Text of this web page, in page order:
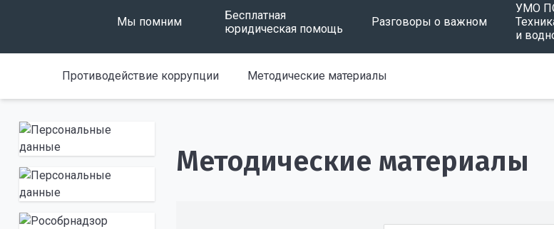
Мы помним
Бесплатная
юридическая помощь
Разговоры о важном
УМО
и
Противодействие коррупции Методические материалы
Методические материалы